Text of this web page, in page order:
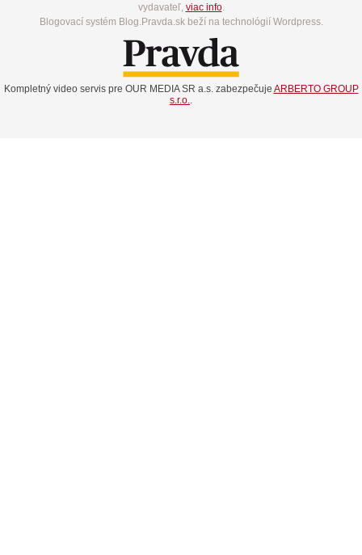
vydavateľ, viac info.
Blogovací systém Blog.Pravda.sk beží na technológií Wordpress.
Kompletný video servis pre OUR MEDIA SR a.s. zabezpečuje ARBERTO GROUP
s.r.o.